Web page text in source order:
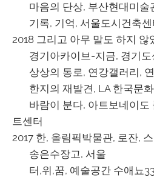
마음의 단상, 부산현대미술
기록, 기억, 서울도시건축센
2018 그리고 아무 말도 하지 않
경기아카이브-지금, 경기도
상상의 통로, 연강갤러리,
한지의 재발견, LA 한국문화
바람이 분다, 아트보네이도
트센터
2017 한, 올림픽박물관, 로잔,
송은수장고, 서울
터,위,꿈, 예술공간 수애뇨